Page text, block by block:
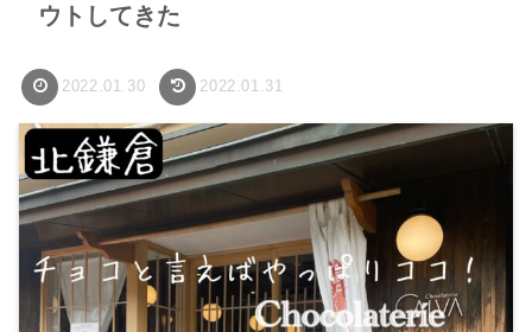
ウトしてきた
2022.01.30 2022.01.31